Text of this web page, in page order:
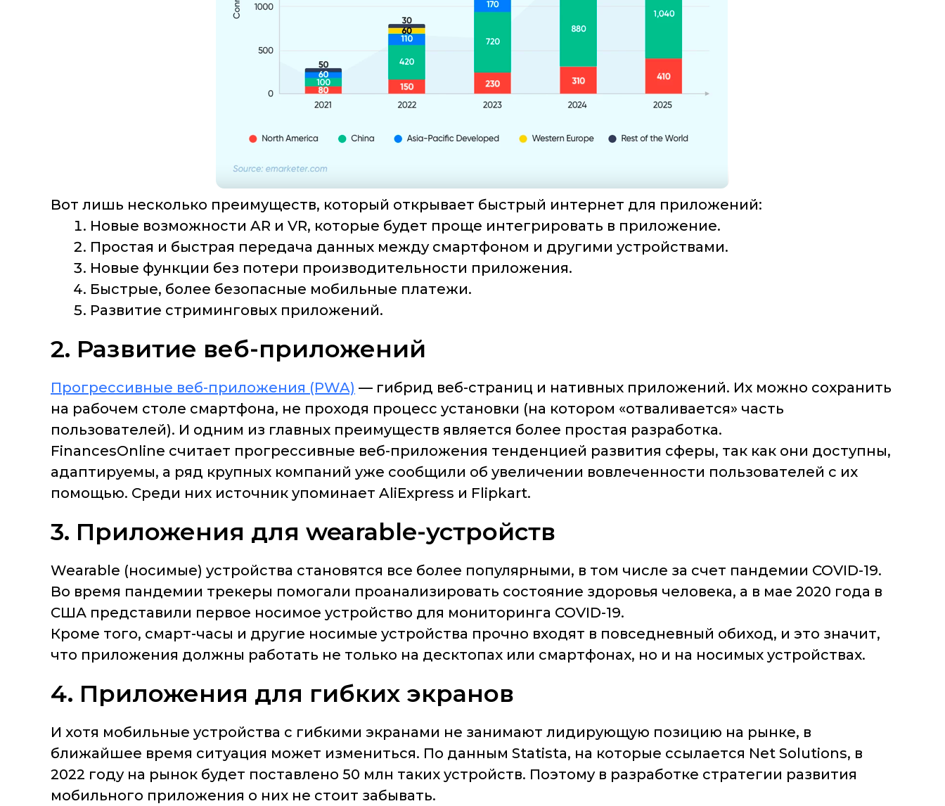
Вот лишь несколько преимуществ, который открывает быстрый интернет для приложений:
Новые возможности AR и VR, которые будет проще интегрировать в приложение.
Простая и быстрая передача данных между смартфоном и другими устройствами.
Новые функции без потери производительности приложения.
Быстрые, более безопасные мобильные платежи.
Развитие стриминговых приложений.
2. Развитие веб-приложений
Прогрессивные веб-приложения (PWA) — гибрид веб-страниц и нативных приложений. Их можно сохранить
на рабочем столе смартфона, не проходя процесс установки (на котором «отваливается» часть
пользователей). И одним из главных преимуществ является более простая разработка.
FinancesOnline считает прогрессивные веб-приложения тенденцией развития сферы, так как они доступны,
адаптируемы, а ряд крупных компаний уже сообщили об увеличении вовлеченности пользователей с их
помощью. Среди них источник упоминает AliExpress и Flipkart.
3. Приложения для wearable-устройств
Wearable (носимые) устройства становятся все более популярными, в том числе за счет пандемии COVID-19.
Во время пандемии трекеры помогали проанализировать состояние здоровья человека, а в мае 2020 года в
США представили первое носимое устройство для мониторинга COVID-19.
Кроме того, смарт-часы и другие носимые устройства прочно входят в повседневный обиход, и это значит,
что приложения должны работать не только на десктопах или смартфонах, но и на носимых устройствах.
4. Приложения для гибких экранов
И хотя мобильные устройства с гибкими экранами не занимают лидирующую позицию на рынке, в
ближайшее время ситуация может измениться. По данным Statista, на которые ссылается Net Solutions, в
2022 году на рынок будет поставлено 50 млн таких устройств. Поэтому в разработке стратегии развития
мобильного приложения о них не стоит забывать.